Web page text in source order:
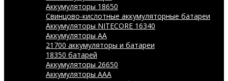
Аккумуляторы 18650
Свинцово-кислотные аккумуляторные батареи
Аккумуляторы NITECORE 16340
Аккумуляторы АА
21700 аккумуляторы и батареи
18350 батарей
Аккумуляторы 26650
Аккумуляторы ААА